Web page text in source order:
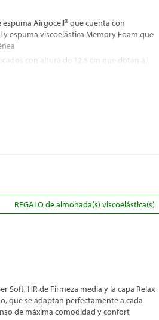
espuma Airgocell® que cuenta con
espuma viscoelástica Memory Foam que
con altura de 12,5 cm que dotan al
REGALO de almohada(s) viscoelástica(s)
Soft, HR de Firmeza media y la capa Relax
que se adaptan perfectamente a cada
de máxima comodidad y confort